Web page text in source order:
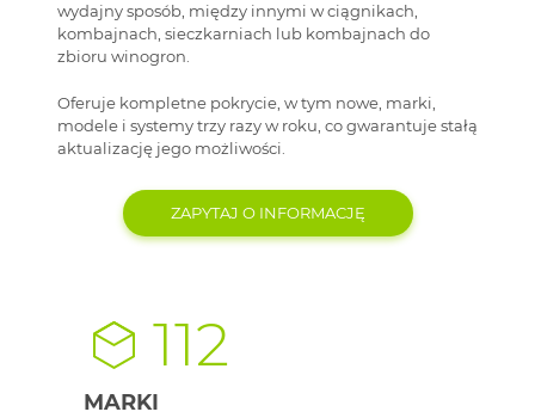
wydajny sposób, między innymi w ciągnikach,
kombajnach, sieczkarniach lub kombajnach do
zbioru winogron.
Oferuje kompletne pokrycie, w tym nowe, marki,
modele i systemy trzy razy w roku, co gwarantuje stałą
aktualizację jego możliwości.
ZAPYTAJ O INFORMACJĘ
112
MARKI